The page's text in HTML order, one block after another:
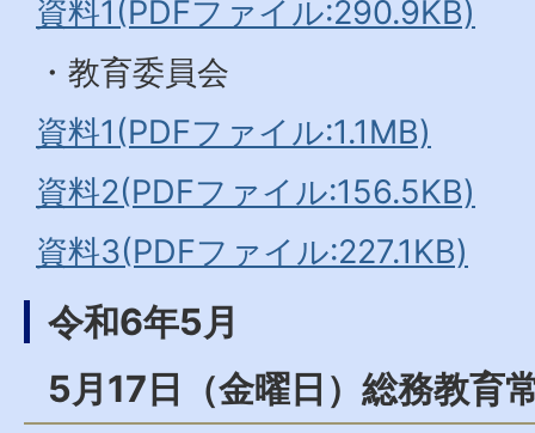
資料1(PDFファイル:290.9KB)
・教育委員会
資料1(PDFファイル:1.1MB)
資料2(PDFファイル:156.5KB)
資料3(PDFファイル:227.1KB)
令和6年5月
5月17日（金曜日）総務教育